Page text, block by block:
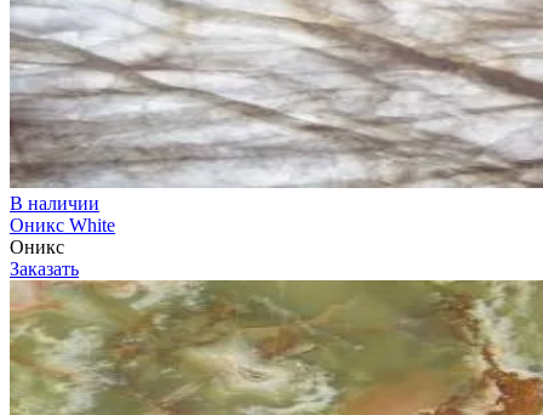
В наличии
Оникс White
Оникс
Заказать